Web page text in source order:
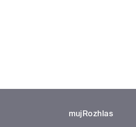
mujRozhlas